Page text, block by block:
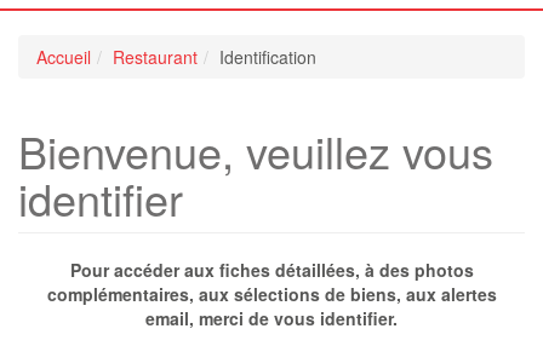
Accueil Restaurant Identification
Bienvenue, veuillez vous
identifier
Pour accéder aux fiches détaillées, à des photos
complémentaires, aux sélections de biens, aux alertes
email, merci de vous identifier.